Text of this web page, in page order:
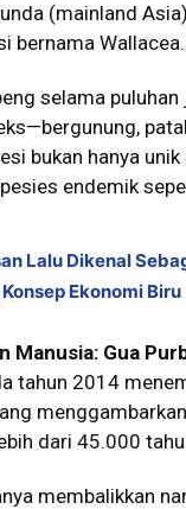
(mainland
bernama Wallacea.
selama
bukan hanya
endemik
Lalu Dikenal
Ekonomi Biru
Manusia: Gua
tahun 2014
dari 45.000
membalikkan